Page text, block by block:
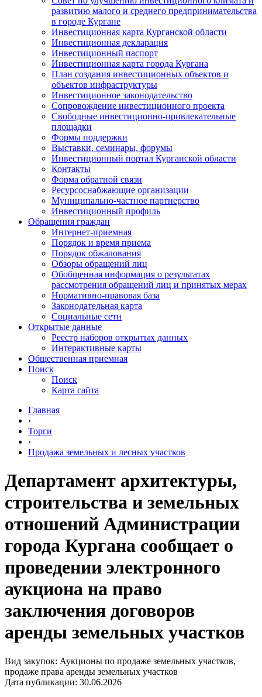
развитию малого и среднего предпринимательства
в городе Кургане
Инвестиционная карта Курганской области
Инвестиционная декларация
Инвестиционный паспорт
Инвестиционная карта города Кургана
План создания инвестиционных объектов и
объектов инфраструктуры
Инвестиционное законодательство
Сопровождение инвестиционного проекта
Свободные инвестиционно-привлекательные
площадки
Формы поддержки
Выставки, семинары, форумы
Инвестиционный портал Курганской области
Контакты
Форма обратной связи
Ресурсоснабжающие организации
Муниципально-частное партнерство
Инвестиционный профиль
Обращения граждан
Интернет-приемная
Порядок и время приема
Порядок обжалования
Обзоры обращений лиц
Обобщенная информация о результатах
рассмотрения обращений лиц и принятых мерах
Нормативно-правовая база
Законодательная карта
Социальные сети
Открытые данные
Реестр наборов открытых данных
Интерактивные карты
Общественная приемная
Поиск
Поиск
Карта сайта
Главная
›
Торги
›
Продажа земельных и лесных участков
Департамент архитектуры,
строительства и земельных
отношений Администрации
города Кургана сообщает о
проведении электронного
аукциона на право
заключения договоров
аренды земельных участков
Вид закупок: Аукционы по продаже земельных участков,
продаже права аренды земельных участков
Дата публикации: 30.06.2026